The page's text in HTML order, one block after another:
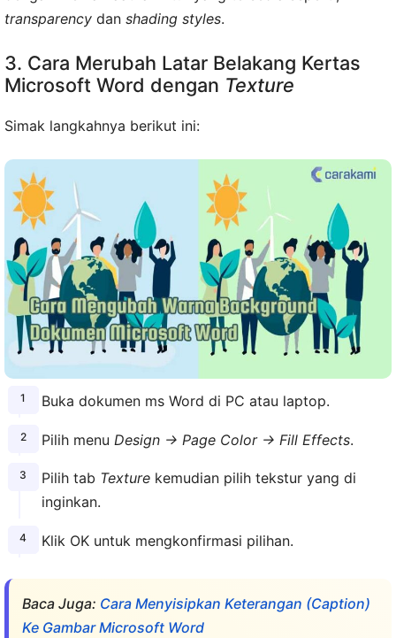
transparency dan shading styles.
3. Cara Merubah Latar Belakang Kertas
Microsoft Word dengan Texture
Simak langkahnya berikut ini:
Buka dokumen ms Word di PC atau laptop.
Pilih menu Design → Page Color → Fill Effects.
Pilih tab Texturekemudian pilih tekstur yang di
inginkan.
Klik OK untuk mengkonfirmasi pilihan.
Baca Juga: Cara Menyisipkan Keterangan (Caption)
Ke Gambar Microsoft Word